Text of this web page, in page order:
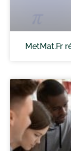
MetMat.Fr